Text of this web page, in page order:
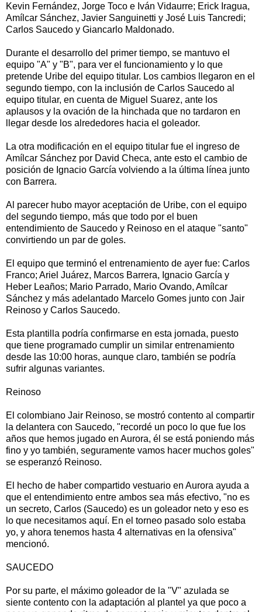
Kevin Fernández, Jorge Toco e Iván Vidaurre; Erick Iragua,
Amílcar Sánchez, Javier Sanguinetti y José Luis Tancredi;
Carlos Saucedo y Giancarlo Maldonado.
Durante el desarrollo del primer tiempo, se mantuvo el
equipo "A" y "B", para ver el funcionamiento y lo que
pretende Uribe del equipo titular. Los cambios llegaron en el
segundo tiempo, con la inclusión de Carlos Saucedo al
equipo titular, en cuenta de Miguel Suarez, ante los
aplausos y la ovación de la hinchada que no tardaron en
llegar desde los alrededores hacia el goleador.
La otra modificación en el equipo titular fue el ingreso de
Amílcar Sánchez por David Checa, ante esto el cambio de
posición de Ignacio García volviendo a la última línea junto
con Barrera.
Al parecer hubo mayor aceptación de Uribe, con el equipo
del segundo tiempo, más que todo por el buen
entendimiento de Saucedo y Reinoso en el ataque "santo"
convirtiendo un par de goles.
El equipo que terminó el entrenamiento de ayer fue: Carlos
Franco; Ariel Juárez, Marcos Barrera, Ignacio García y
Heber Leaños; Mario Parrado, Mario Ovando, Amílcar
Sánchez y más adelantado Marcelo Gomes junto con Jair
Reinoso y Carlos Saucedo.
Esta plantilla podría confirmarse en esta jornada, puesto
que tiene programado cumplir un similar entrenamiento
desde las 10:00 horas, aunque claro, también se podría
sufrir algunas variantes.
Reinoso
El colombiano Jair Reinoso, se mostró contento al compartir
la delantera con Saucedo, "recordé un poco lo que fue los
años que hemos jugado en Aurora, él se está poniendo más
fino y yo también, seguramente vamos hacer muchos goles"
se esperanzó Reinoso.
El hecho de haber compartido vestuario en Aurora ayuda a
que el entendimiento entre ambos sea más efectivo, "no es
un secreto, Carlos (Saucedo) es un goleador neto y eso es
lo que necesitamos aquí. En el torneo pasado solo estaba
yo, y ahora tenemos hasta 4 alternativas en la ofensiva"
mencionó.
SAUCEDO
Por su parte, el máximo goleador de la "V" azulada se
siente contento con la adaptación al plantel ya que poco a